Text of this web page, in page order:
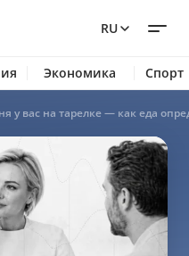
RU
Экономика Спорт
у вас на тарелке — как еда